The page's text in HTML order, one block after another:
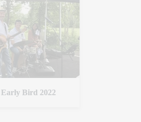
Early Bird 2022